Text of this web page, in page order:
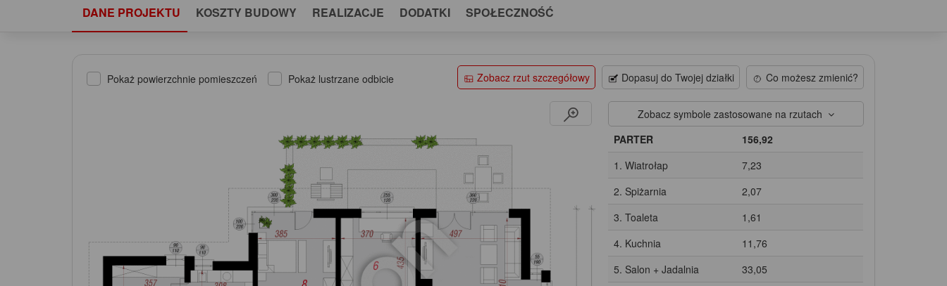
DANE PROJEKTU KOSZTY BUDOWY REALIZACJE DODATKI SPOŁECZNOŚĆ
Pokaż powierzchnie pomieszczeń Pokaż lustrzane odbicie Zobacz rzut szczegółowy Dopasuj do Twojej działki Co możesz zmienić?
Zobacz symbole zastosowane na rzutach
PARTER
156,92
1. Wiatrołap
7,23
2. Spiżarnia
2,07
3. Toaleta
1,61
4. Kuchnia
11,76
5. Salon + Jadalnia
33,05